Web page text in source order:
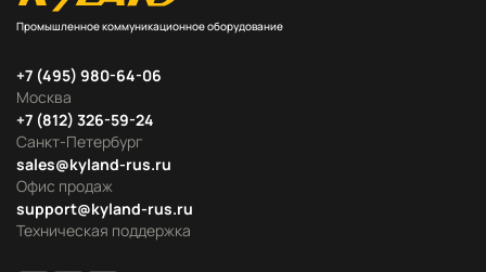
Промышленное коммуникационное оборудование
Москва
+7 (495) 980-64-06
Офис продаж
sales@kyland-rus.ru
Санкт-Петербург
+7 (812) 326-59-24
Техническая поддержка
support@kyland-rus.ru